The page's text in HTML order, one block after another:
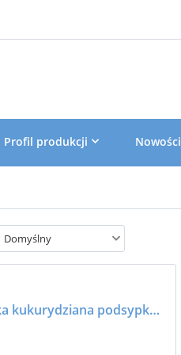
Profil produkcji Nowości
Domyślny
Mąka kukurydziana podsypkowa 25kg